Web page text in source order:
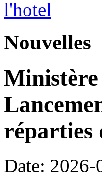
Nouvelles
réparties
Date: 2026-